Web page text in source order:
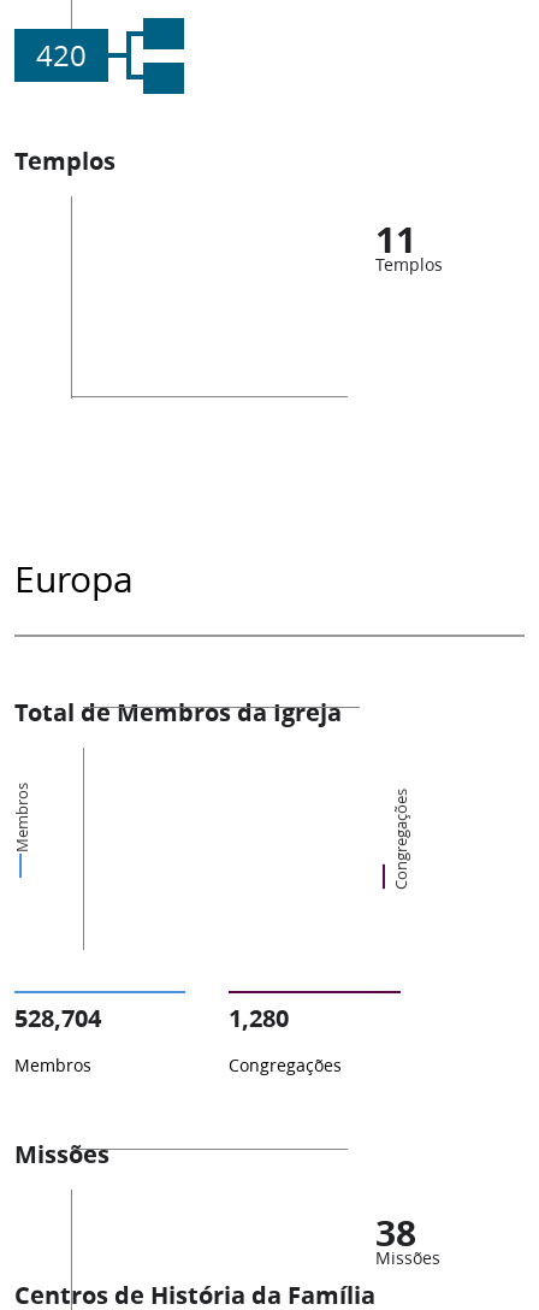
420
Templos
11
Templos
Europa
Total de Membros da Igreja
Membros Congregações
528,704
Membros
1,280
Congregações
Missões
38
Missões
Centros de História da Família